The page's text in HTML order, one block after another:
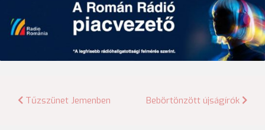
Bejegyzés
Tűzszünet Jemenben Bebörtönzött újságírók